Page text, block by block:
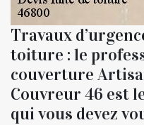
Travaux
toiture : le
couverture
Couvreur 46 est
qui vous devez